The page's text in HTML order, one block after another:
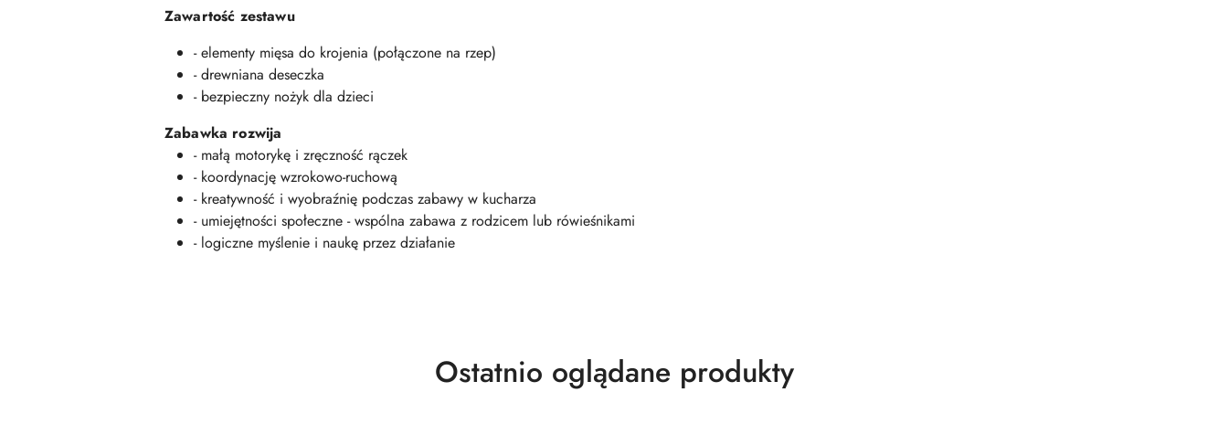
Zawartość zestawu
- elementy mięsa do krojenia (połączone na rzep)
- drewniana deseczka
- bezpieczny nożyk dla dzieci
Zabawka rozwija
- małą motorykę i zręczność rączek
- koordynację wzrokowo-ruchową
- kreatywność i wyobraźnię podczas zabawy w kucharza
- umiejętności społeczne - wspólna zabawa z rodzicem lub rówieśnikami
- logiczne myślenie i naukę przez działanie
Produkty
Ostatnio oglądane produkty